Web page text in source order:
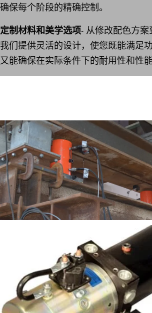
确保每个阶段的精确控制。
定制材料和美学选项- 从修改配色方案
我们提供灵活的设计，使您既能满足
又能确保在实际条件下的耐用性和性能